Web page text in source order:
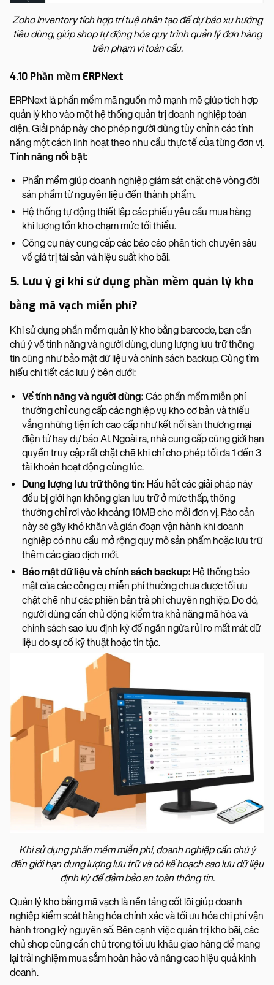
Zoho Inventory tích hợp trí tuệ nhân tạo để dự báo xu hướng
tiêu dùng, giúp shop tự động hóa quy trình quản lý đơn hàng
trên phạm vi toàn cầu.
4.10 Phần mềm ERPNext
ERPNext là phần mềm mã nguồn mở mạnh mẽ giúp tích hợp
quản lý kho vào một hệ thống quản trị doanh nghiệp toàn
diện. Giải pháp này cho phép người dùng tùy chỉnh các tính
năng một cách linh hoạt theo nhu cầu thực tế của từng đơn vị.
Tính năng nổi bật:
Phần mềm giúp doanh nghiệp giám sát chặt chẽ vòng đời
sản phẩm từ nguyên liệu đến thành phẩm.
Hệ thống tự động thiết lập các phiếu yêu cầu mua hàng
khi lượng tồn kho chạm mức tối thiểu.
Công cụ này cung cấp các báo cáo phân tích chuyên sâu
về giá trị tài sản và hiệu suất kho bãi.
5. Lưu ý gì khi sử dụng phần mềm quản lý kho
bằng mã vạch miễn phí?
Khi sử dụng phần mềm quản lý kho bằng barcode, bạn cần
chú ý về tính năng và người dùng, dung lượng lưu trữ thông
tin cũng như bảo mật dữ liệu và chính sách backup. Cùng tìm
hiểu chi tiết các lưu ý bên dưới:
Về tính năng và người dùng: Các phần mềm miễn phí
thường chỉ cung cấp các nghiệp vụ kho cơ bản và thiếu
vắng những tiện ích cao cấp như kết nối sàn thương mại
điện tử hay dự báo AI. Ngoài ra, nhà cung cấp cũng giới hạn
quyền truy cập rất chặt chẽ khi chỉ cho phép tối đa 1 đến 3
tài khoản hoạt động cùng lúc.
Dung lượng lưu trữ thông tin: Hầu hết các giải pháp này
đều bị giới hạn không gian lưu trữ ở mức thấp, thông
thường chỉ rơi vào khoảng 10MB cho mỗi đơn vị. Rào cản
này sẽ gây khó khăn và gián đoạn vận hành khi doanh
nghiệp có nhu cầu mở rộng quy mô sản phẩm hoặc lưu trữ
thêm các giao dịch mới.
Bảo mật dữ liệu và chính sách backup: Hệ thống bảo
mật của các công cụ miễn phí thường chưa được tối ưu
chặt chẽ như các phiên bản trả phí chuyên nghiệp. Do đó,
người dùng cần chủ động kiểm tra khả năng mã hóa và
chính sách sao lưu định kỳ để ngăn ngừa rủi ro mất mát dữ
liệu do sự cố kỹ thuật hoặc tin tặc.
Khi sử dụng phần mềm miễn phí, doanh nghiệp cần chú ý
đến giới hạn dung lượng lưu trữ và có kế hoạch sao lưu dữ liệu
định kỳ để đảm bảo an toàn thông tin.
Quản lý kho bằng mã vạch là nền tảng cốt lõi giúp doanh
nghiệp kiểm soát hàng hóa chính xác và tối ưu hóa chi phí vận
hành trong kỷ nguyên số. Bên cạnh việc quản trị kho bãi, các
chủ shop cũng cần chú trọng tối ưu khâu giao hàng để mang
lại trải nghiệm mua sắm hoàn hảo và nâng cao hiệu quả kinh
doanh.